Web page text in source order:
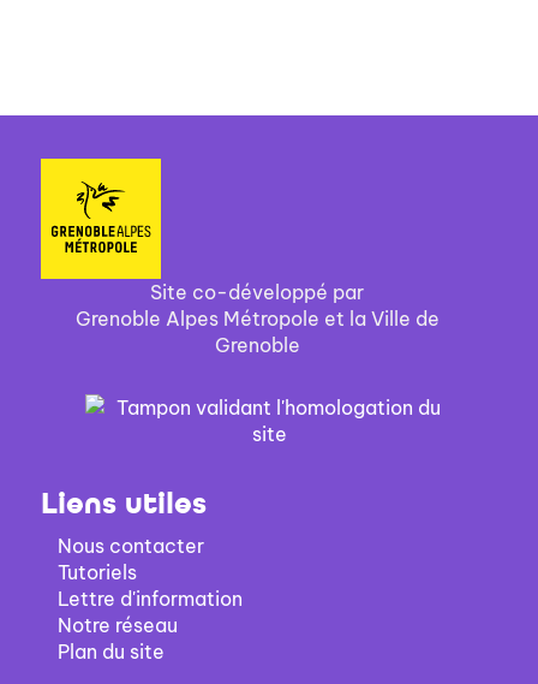
Site co-développé par
Grenoble Alpes Métropole et la Ville de
Grenoble
Liens utiles
Nous contacter
Tutoriels
Lettre d'information
Notre réseau
Plan du site